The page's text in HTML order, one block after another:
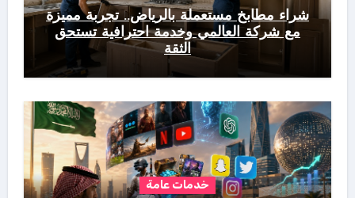
شراء مطابخ مستعملة بالرياض.. تجربة مميزة
مع شركة العالمي وخدمة احترافية تستحق
الثقة
خدمات عامة